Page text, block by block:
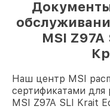
MSI
Наш центр MSI
сертификатами для
MSI Z97A SLI Krait